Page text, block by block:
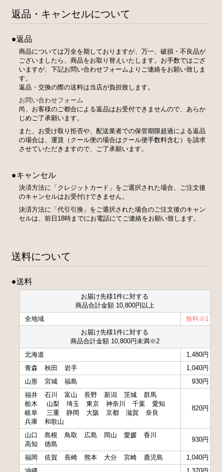
返品・キャンセルについて
●返品
商品については万全を期しておりますが、万一、破損・不良品が
ございましたら、商品をお取り替えいたします。お手数ではござ
いますが、下記お問い合わせフォームよりご連絡をお願い致しま
す。
返品・交換の際の送料は当店が負担致します。
お問い合わせフォーム
尚、お客様のご都合による返品はお受付できませんので、あらか
じめご了承願います。
また、お受け取り拒否や、配送業者での保管期限超過による返品
の場合は、運賃（クール便の場合はクール便手数料含む）を請求
させていただきますので、ご了承願います。
●キャンセル
決済方法に「クレジットカード」をご選択された場合、ご注文後
のキャンセルはお受付けできません。
決済方法に「代引引換」をご選択された場合のご注文後のキャン
セルは、前日18時までにお電話にてご連絡をお願い致します。
送料について
●送料
お届け先様1件に対する
商品合計金額 10,800円以上
全地域
無料※1
お届け先様1件に対する
商品合計金額 10,800円未満※2
北海道
1,480円
青森
秋田 岩手
1,040円
山形
宮城 福島
930円
福井
石川 富山 長野 新潟 茨城
群馬
栃木
山梨 埼玉 東京 神奈川 千葉
愛知
岐阜
三重 静岡 大阪 京都 滋賀
奈良
兵庫
和歌山
820円
山口 島根 鳥取 広島 岡山 愛媛
香川
高知
徳島
930円
福岡 佐賀 長崎 熊本 大分 宮崎 鹿児島
1,040円